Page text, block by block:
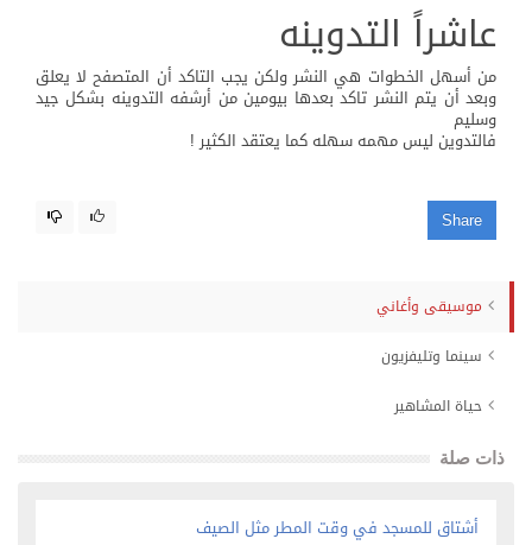
عاشراً التدوينه
من أسهل الخطوات هي النشر ولكن يجب التاكد أن المتصفح لا يعلق
وبعد أن يتم النشر تاكد بعدها بيومين من أرشفه التدوينه بشكل جيد
وسليم
فالتدوين ليس مهمه سهله كما يعتقد الكثير !
Share
موسيقى وأغاني
سينما وتليفزيون
حياة المشاهير
ذات صلة
أشتاق للمسجد في وقت المطر مثل الصيف